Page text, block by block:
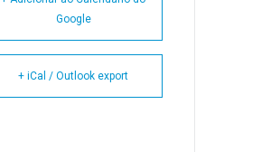
Google
+ iCal / Outlook export